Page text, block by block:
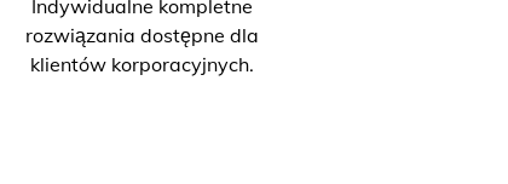
Indywidualne kompletne
rozwiązania dostępne dla
klientów korporacyjnych.